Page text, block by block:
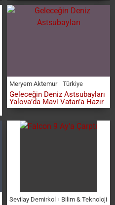
Meryem Aktemur Türkiye
Geleceğin Deniz Astsubayları
Yalova’da Mavi Vatan’a Hazır
Sevilay Demirkol Bilim & Teknoloji